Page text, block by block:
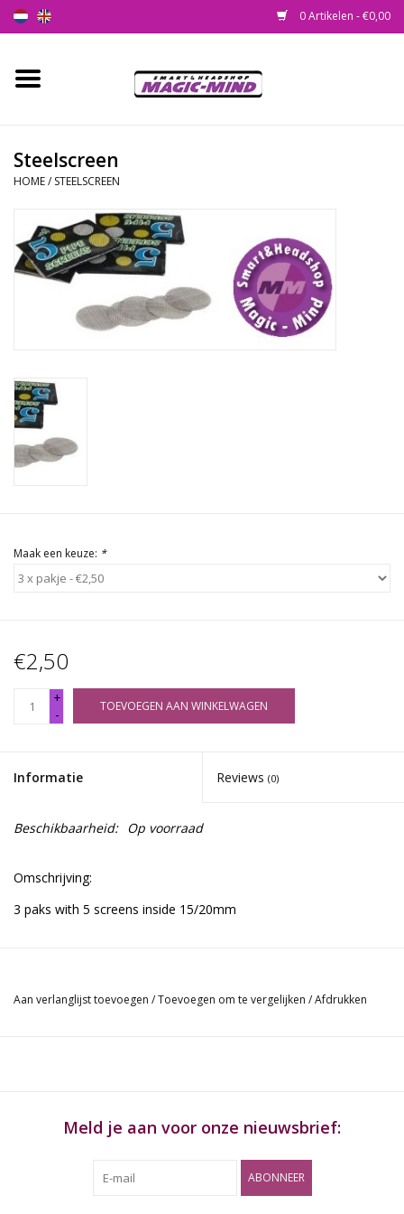
0 Artikelen - €0,00
Home
Smartshop
Headshop
SEEDSHOP
Psychedelic
Rituals & Wierook
Steelscreen
HOME/ STEELSCREEN
Maak een keuze: *
€2,50
+
-
TOEVOEGEN AAN WINKELWAGEN
Informatie Reviews (0)
Beschikbaarheid: Op voorraad
Omschrijving:
3 paks with 5 screens inside 15/20mm
Aan verlanglijst toevoegen /Toevoegen om te vergelijken /Afdrukken
Meld je aan voor onze nieuwsbrief:
ABONNEER